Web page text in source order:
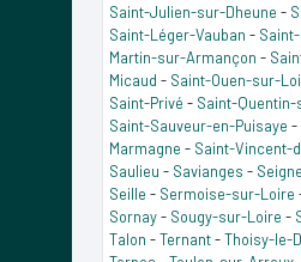
Saint-Julien-sur-Dheune -
Saint-Léger-Vauban -
Martin-sur-Armançon -
Micaud - Saint-Ouen-sur-
Saint-Privé - Saint-Quentin-
Saint-Sauveur-en-Puisaye -
Marmagne - Saint-Vincent-
Saulieu - Savianges -
Seille - Sermoise-sur-Loire
Sornay- Sougy-sur-Loire -
Talon -Ternant-Thoisy-le-